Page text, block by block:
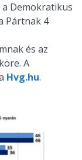
a Demokratikus
Pártnak 4
és az
A
Hvg.hu.